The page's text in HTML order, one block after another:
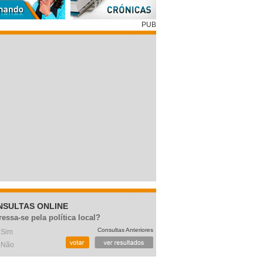
PUB
ONLINE
se pela política local?
Sim
Não
Consultas Anteriores